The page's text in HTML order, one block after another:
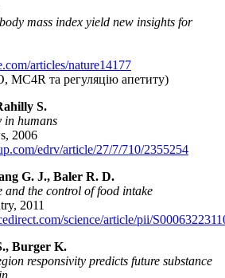
mass index yield new insights for
articles/nature14177
MC4R та регуляцію апетиту)
S.
in humans
2006
edrv/article/27/7/710/2355254
G. J., Baler R. D.
and the control of food intake
2011
science/article/pii/
Burger K.
responsivity predicts future substance